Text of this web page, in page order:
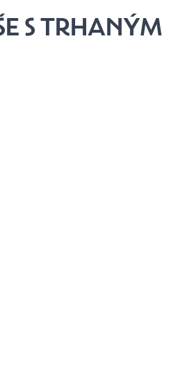
S TRHANÝM